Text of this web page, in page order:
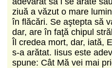
ziuă a văzut o mare
în flăcări. Se aştepta să
dar, are în faţă chipul
Îl credea mort, dar, iată,
s-a arătat. Iisus este
spune: Cât Mă vei mai